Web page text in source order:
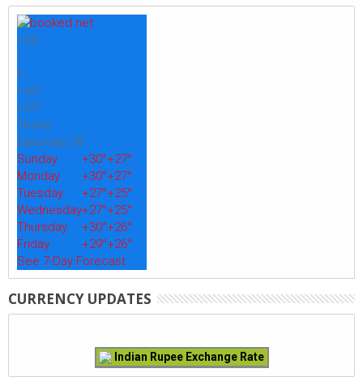
+29
°
C
+30°
+27°
Thane
Saturday, 08
Sunday
+30°+27°
Monday
+30°+27°
Tuesday
+27°+25°
Wednesday+27°+25°
Thursday
+30°+26°
Friday
+29°+26°
See 7-Day Forecast
CURRENCY UPDATES
Indian Rupee Exchange Rate